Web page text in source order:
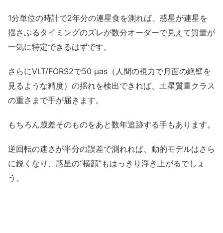
1分単位の時計で2年分の連星食を測れば、惑星が連星を
揺さぶるタイミングのズレが数分オーダーで見えて質量が
一気に特定できるはずです。
さらにVLT/FORS2で50 μas（人間の視力で月面の絶壁を
見るような精度）の揺れを検出できれば、土星質量クラス
の重さまで手が届きます。
もちろん歳差そのものをあと数年追跡する手もあります。
逆回転の速さが半分の誤差で測れれば、動的モデルはさら
に鋭くなり、惑星の“横顔”もはっきり浮き上がるでしょ
う。